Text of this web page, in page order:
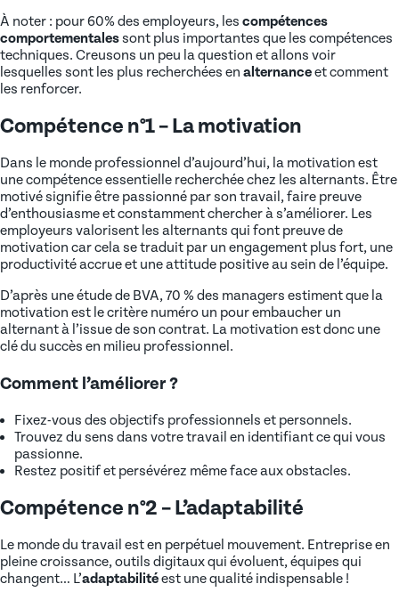
À noter : pour 60% des employeurs, les compétences
comportementalessont plus importantes que les compétences
techniques. Creusons un peu la question et allons voir
lesquelles sont les plus recherchées en alternanceet comment
les renforcer.
Compétence n°1 – La motivation
Dans le monde professionnel d’aujourd’hui, la motivation est
une compétence essentielle recherchée chez les alternants. Être
motivé signifie être passionné par son travail, faire preuve
d’enthousiasme et constamment chercher à s’améliorer. Les
employeurs valorisent les alternants qui font preuve de
motivation car cela se traduit par un engagement plus fort, une
productivité accrue et une attitude positive au sein de l’équipe.
D’après une étude de BVA, 70 % des managers estiment que la
motivation est le critère numéro un pour embaucher un
alternant à l’issue de son contrat. La motivation est donc une
clé du succès en milieu professionnel.
Comment l’améliorer ?
Fixez-vous des objectifs professionnels et personnels.
Trouvez du sens dans votre travail en identifiant ce qui vous
passionne.
Restez positif et persévérez même face aux obstacles.
Compétence n°2 – L’adaptabilité
Le monde du travail est en perpétuel mouvement. Entreprise en
pleine croissance, outils digitaux qui évoluent, équipes qui
changent… L’adaptabilitéest une qualité indispensable !